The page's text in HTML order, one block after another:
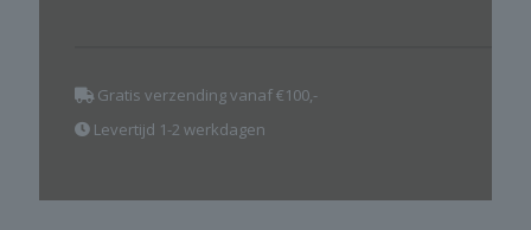
Gratis verzending vanaf €100,-
Levertijd 1-2 werkdagen